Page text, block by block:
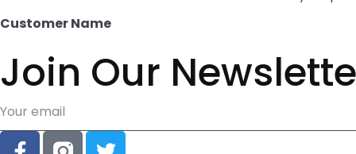
Customer Name
Join Our